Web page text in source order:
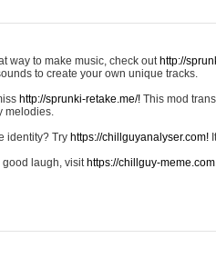
way to make music, check out http://
to create your own unique tracks.
http://sprunki-retake.me/! This mod
melodies.
identity? Try https://chillguyanalyser.com!
good laugh, visit https://chillguy-